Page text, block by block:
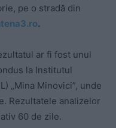
pe o stradă din
.
ar fi fost unul
la Institutul
„Mina Minovici”, unde
Rezultatele analizelor
60 de zile.